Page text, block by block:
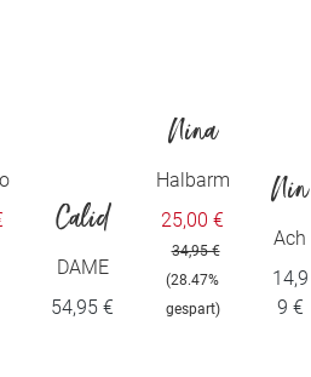
Calid
a
DAME
N Shirt
langar
54,95 €
Nina
von C.
Halbarm
Shirt
25,00 €
34,95 €
(28.47%
gespart)
Nin
a
von
Ach
selh
emd
en
14,9
9 €